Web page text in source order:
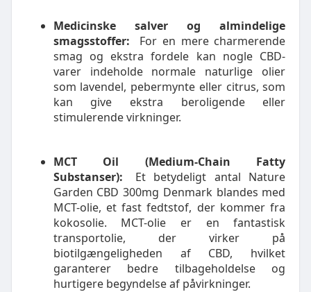
Medicinske salver og almindelige
smagsstoffer:
For en mere charmerende
smag og ekstra fordele kan nogle CBD-
varer indeholde normale naturlige olier
som lavendel, pebermynte eller citrus, som
kan give ekstra beroligende eller
stimulerende virkninger.
MCT Oil (Medium-Chain Fatty
Substanser):
Et betydeligt antal Nature
Garden CBD 300mg Denmark blandes med
MCT-olie, et fast fedtstof, der kommer fra
kokosolie. MCT-olie er en fantastisk
transportolie, der virker på
biotilgængeligheden af CBD, hvilket
garanterer bedre tilbageholdelse og
hurtigere begyndelse af påvirkninger.